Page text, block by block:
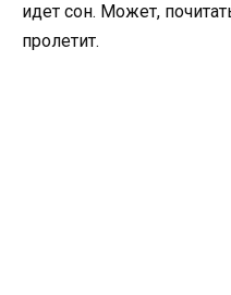
идет сон. Может,
пролетит.